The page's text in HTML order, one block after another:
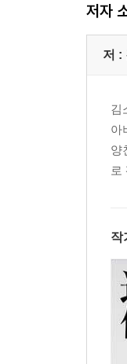
저자
저 :
김
아
양
로
작